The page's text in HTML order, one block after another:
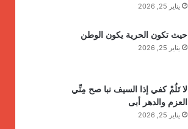
يناير 25, 2026
حيث تكون الحرية يكون الوطن
يناير 25, 2026
لا تَلُمْ كفي إذا السيف نبا صح مِنِّي
العزم والدهر أبى
يناير 25, 2026